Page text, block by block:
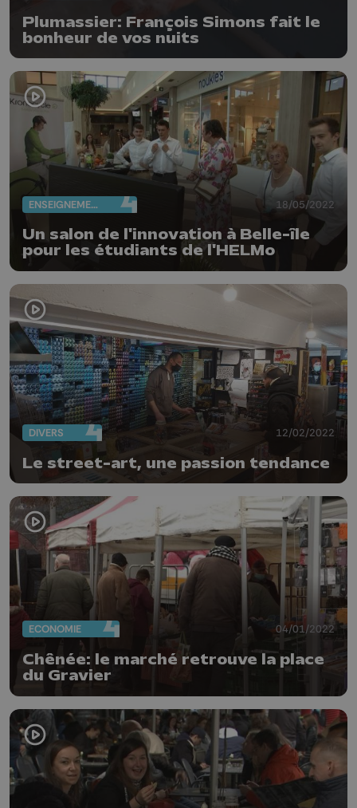
Plumassier: François Simons fait le
bonheur de vos nuits
ENSEIGNEMENT 18/05/2022
Un salon de l'innovation à Belle-île
pour les étudiants de l'HELMo
DIVERS 12/02/2022
Le street-art, une passion tendance
ECONOMIE 04/01/2022
Chênée: le marché retrouve la place
du Gravier